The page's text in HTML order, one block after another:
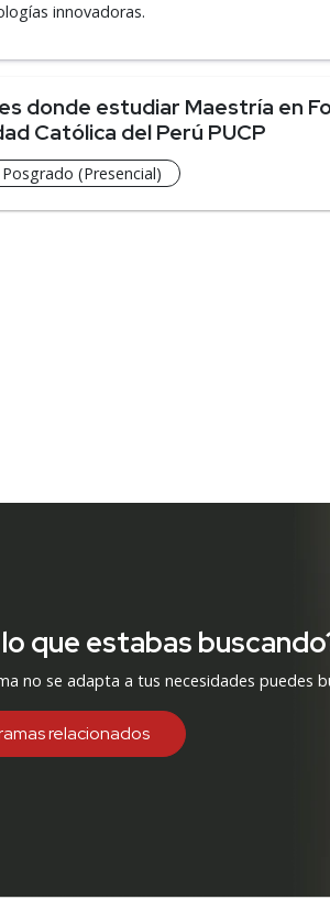
innovadoras.
donde estudiar Maestría en
Católica del Perú PUCP
(Presencial)
que estabas
no se adapta a tus necesidades puedes
relacionados